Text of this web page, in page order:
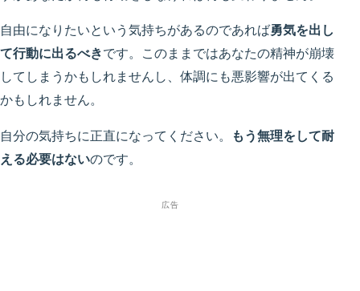
自由になりたいという気持ちがあるのであれば勇気を出し
て行動に出るべきです。このままではあなたの精神が崩壊
してしまうかもしれませんし、体調にも悪影響が出てくる
かもしれません。
自分の気持ちに正直になってください。
もう無理をして耐
える必要はないのです。
広告